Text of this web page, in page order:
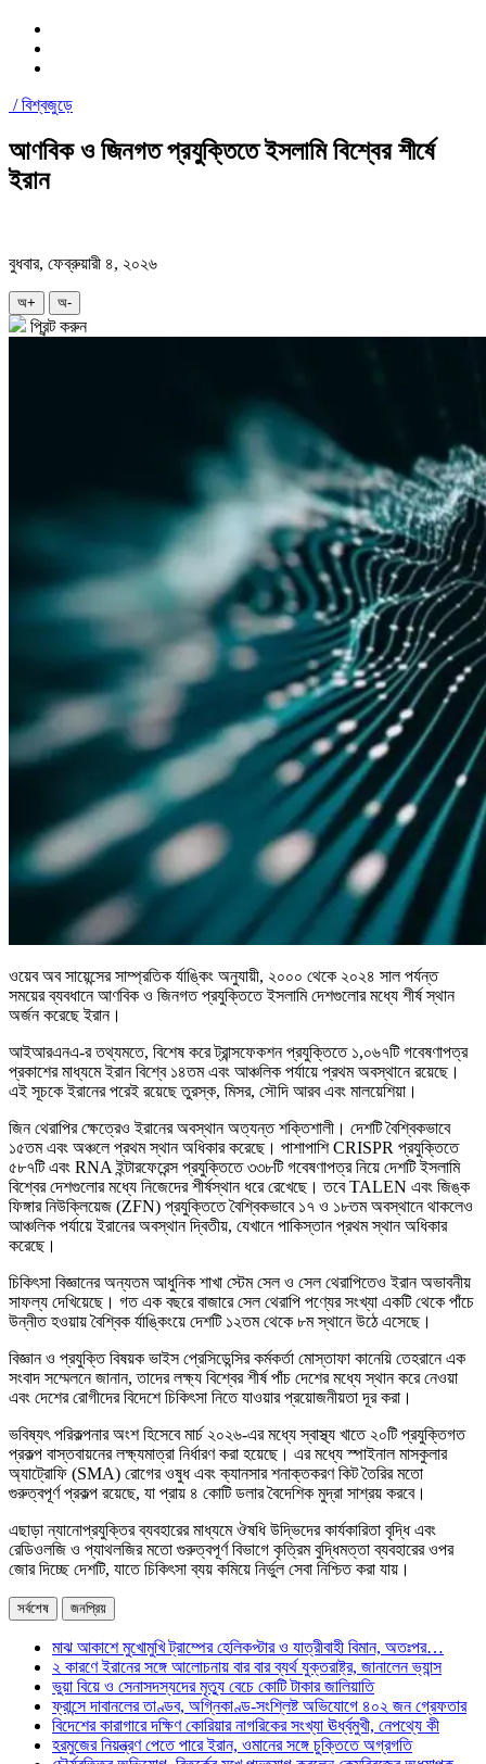
/বিশ্বজুড়ে
আণবিক ও জিনগত প্রযুক্তিতে ইসলামি বিশ্বের শীর্ষে
ইরান
বুধবার, ফেব্রুয়ারী ৪, ২০২৬
অ+ অ-
প্রিন্ট করুন
ওয়েব অব সায়েন্সের সাম্প্রতিক র্যাঙ্কিং অনুযায়ী, ২০০০ থেকে ২০২৪ সাল পর্যন্ত
সময়ের ব্যবধানে আণবিক ও জিনগত প্রযুক্তিতে ইসলামি দেশগুলোর মধ্যে শীর্ষ স্থান
অর্জন করেছে ইরান।
আইআরএনএ-র তথ্যমতে, বিশেষ করে ট্রান্সফেকশন প্রযুক্তিতে ১,০৬৭টি গবেষণাপত্র
প্রকাশের মাধ্যমে ইরান বিশ্বে ১৪তম এবং আঞ্চলিক পর্যায়ে প্রথম অবস্থানে রয়েছে।
এই সূচকে ইরানের পরেই রয়েছে তুরস্ক, মিসর, সৌদি আরব এবং মালয়েশিয়া।
জিন থেরাপির ক্ষেত্রেও ইরানের অবস্থান অত্যন্ত শক্তিশালী। দেশটি বৈশ্বিকভাবে
১৫তম এবং অঞ্চলে প্রথম স্থান অধিকার করেছে। পাশাপাশি CRISPR প্রযুক্তিতে
৫৮৭টি এবং RNA ইন্টারফেরেন্স প্রযুক্তিতে ৩৩৮টি গবেষণাপত্র নিয়ে দেশটি ইসলামি
বিশ্বের দেশগুলোর মধ্যে নিজেদের শীর্ষস্থান ধরে রেখেছে। তবে TALEN এবং জিঙ্ক
ফিঙ্গার নিউক্লিয়েজ (ZFN) প্রযুক্তিতে বৈশ্বিকভাবে ১৭ ও ১৮তম অবস্থানে থাকলেও
আঞ্চলিক পর্যায়ে ইরানের অবস্থান দ্বিতীয়, যেখানে পাকিস্তান প্রথম স্থান অধিকার
করেছে।
চিকিৎসা বিজ্ঞানের অন্যতম আধুনিক শাখা স্টেম সেল ও সেল থেরাপিতেও ইরান অভাবনীয়
সাফল্য দেখিয়েছে। গত এক বছরে বাজারে সেল থেরাপি পণ্যের সংখ্যা একটি থেকে পাঁচে
উন্নীত হওয়ায় বৈশ্বিক র্যাঙ্কিংয়ে দেশটি ১২তম থেকে ৮ম স্থানে উঠে এসেছে।
বিজ্ঞান ও প্রযুক্তি বিষয়ক ভাইস প্রেসিডেন্সির কর্মকর্তা মোস্তাফা কানেয়ি তেহরানে এক
সংবাদ সম্মেলনে জানান, তাদের লক্ষ্য বিশ্বের শীর্ষ পাঁচ দেশের মধ্যে স্থান করে নেওয়া
এবং দেশের রোগীদের বিদেশে চিকিৎসা নিতে যাওয়ার প্রয়োজনীয়তা দূর করা।
ভবিষ্যৎ পরিকল্পনার অংশ হিসেবে মার্চ ২০২৬-এর মধ্যে স্বাস্থ্য খাতে ২০টি প্রযুক্তিগত
প্রকল্প বাস্তবায়নের লক্ষ্যমাত্রা নির্ধারণ করা হয়েছে। এর মধ্যে স্পাইনাল মাসকুলার
অ্যাট্রোফি (SMA) রোগের ওষুধ এবং ক্যানসার শনাক্তকরণ কিট তৈরির মতো
গুরুত্বপূর্ণ প্রকল্প রয়েছে, যা প্রায় ৪ কোটি ডলার বৈদেশিক মুদ্রা সাশ্রয় করবে।
এছাড়া ন্যানোপ্রযুক্তির ব্যবহারের মাধ্যমে ঔষধি উদ্ভিদের কার্যকারিতা বৃদ্ধি এবং
রেডিওলজি ও প্যাথলজির মতো গুরুত্বপূর্ণ বিভাগে কৃত্রিম বুদ্ধিমত্তা ব্যবহারের ওপর
জোর দিচ্ছে দেশটি, যাতে চিকিৎসা ব্যয় কমিয়ে নির্ভুল সেবা নিশ্চিত করা যায়।
সর্বশেষ জনপ্রিয়
মাঝ আকাশে মুখোমুখি ট্রাম্পের হেলিকপ্টার ও যাত্রীবাহী বিমান, অতঃপর…
২ কারণে ইরানের সঙ্গে আলোচনায় বার বার ব্যর্থ যুক্তরাষ্ট্র, জানালেন ভ্যান্স
ভুয়া বিয়ে ও সেনাসদস্যদের মৃত্যু বেচে কোটি টাকার জালিয়াতি
ফ্রান্সে দাবানলের তাণ্ডব, অগ্নিকাণ্ড-সংশ্লিষ্ট অভিযোগে ৪০২ জন গ্রেফতার
বিদেশের কারাগারে দক্ষিণ কোরিয়ার নাগরিকের সংখ্যা ঊর্ধ্বমুখী, নেপথ্যে কী
হরমুজের নিয়ন্ত্রণ পেতে পারে ইরান, ওমানের সঙ্গে চুক্তিতে অগ্রগতি